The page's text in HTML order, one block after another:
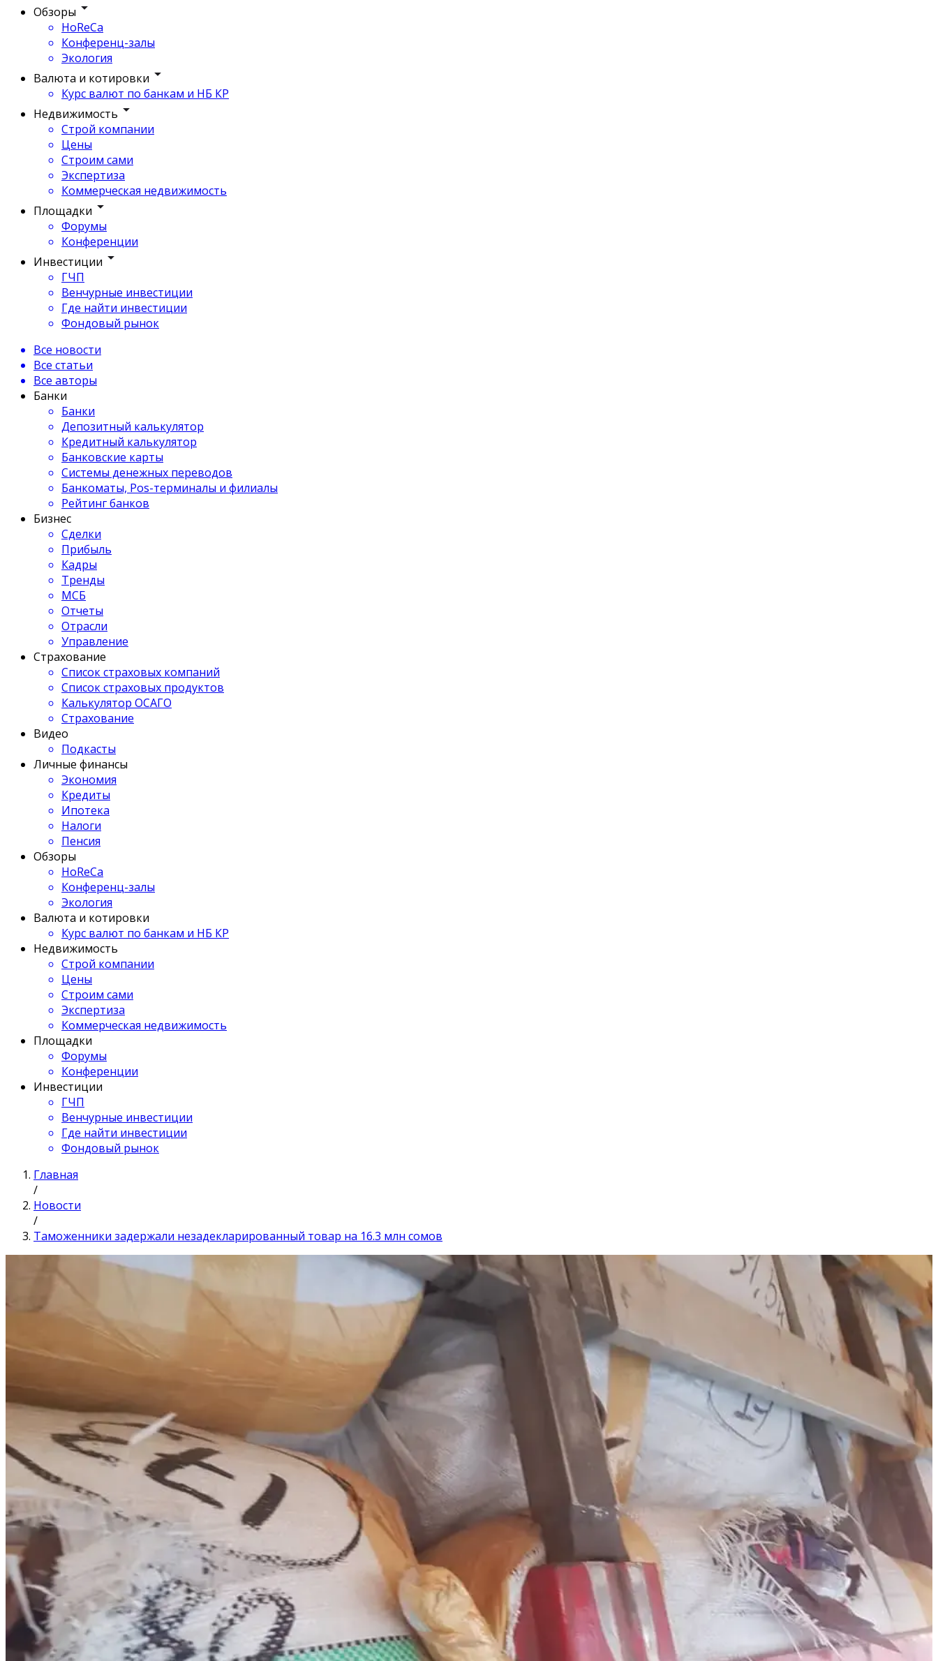
Обзоры
HoReCa
Конференц-залы
Экология
Валюта и котировки
Курс валют по банкам и НБ КР
Недвижимость
Строй компании
Цены
Строим сами
Экспертиза
Коммерческая недвижимость
Площадки
Форумы
Конференции
Инвестиции
ГЧП
Венчурные инвестиции
Где найти инвестиции
Фондовый рынок
Все новости
Все статьи
Все авторы
Банки
Банки
Депозитный калькулятор
Кредитный калькулятор
Банковские карты
Системы денежных переводов
Банкоматы, Pos-терминалы и филиалы
Рейтинг банков
Бизнес
Сделки
Прибыль
Кадры
Тренды
МСБ
Отчеты
Отрасли
Управление
Страхование
Список страховых компаний
Список страховых продуктов
Калькулятор ОСАГО
Страхование
Видео
Подкасты
Личные финансы
Экономия
Кредиты
Ипотека
Налоги
Пенсия
Обзоры
HoReCa
Конференц-залы
Экология
Валюта и котировки
Курс валют по банкам и НБ КР
Недвижимость
Строй компании
Цены
Строим сами
Экспертиза
Коммерческая недвижимость
Площадки
Форумы
Конференции
Инвестиции
ГЧП
Венчурные инвестиции
Где найти инвестиции
Фондовый рынок
Главная
/
Новости
/
Таможенники задержали незадекларированный товар на 16.3 млн сомов